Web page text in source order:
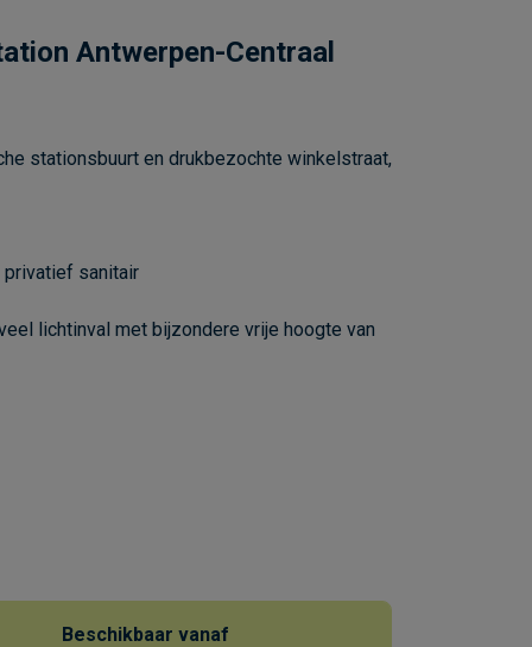
Antwerpen-Centraal
stationsbuurt en drukbezochte winkelstraat,
privatief sanitair
lichtinval met bijzondere vrije hoogte van
Beschikbaar vanaf